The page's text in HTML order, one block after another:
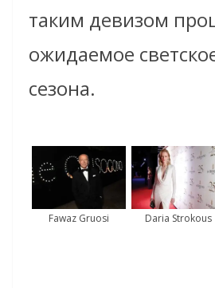
таким девизом
ожидаемое
сезона.
Fawaz Gruosi Daria Strokous